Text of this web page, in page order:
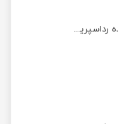
اسپری ضد عفونی کننده و تمیز کننده رداسپرینگ مخصوص پنجه ها حجم 150 میلی‌لیتر